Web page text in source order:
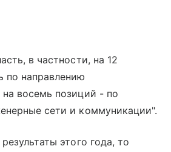
в частности, на 12
по направлению
восемь позиций - по
сети и коммуникации".
этого года, то